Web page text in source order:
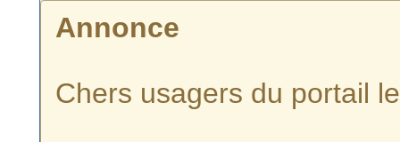
Annonce
Chers usagers du portail